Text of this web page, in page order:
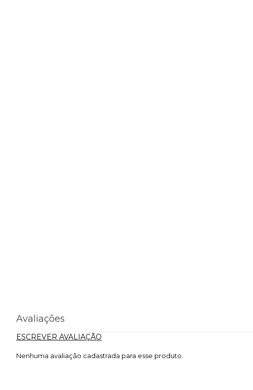
Avaliações
ESCREVER AVALIAÇÃO
Nenhuma avaliação cadastrada para esse produto.